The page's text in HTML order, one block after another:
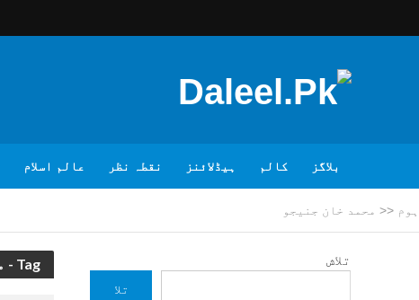
بلاگز کالم ہیڈلائنز نقطہ نظر عالم اسلام
ہوم << محمد خان جنیجو
Tag - محمد خان جنیجو تلاش
تلا